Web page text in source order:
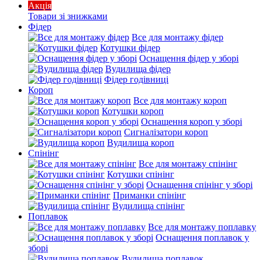
Акція
Товари зі знижками
Фідер
Все для монтажу фідер
Котушки фідер
Оснащення фідер у зборі
Вудилища фідер
Фідер годівниці
Короп
Все для монтажу короп
Котушки короп
Оснащення короп у зборі
Сигналізатори короп
Вудилища короп
Спінінг
Все для монтажу спінінг
Котушки спінінг
Оснащення спінінг у зборі
Приманки спінінг
Вудилища спінінг
Поплавок
Все для монтажу поплавку
Оснащення поплавок у
зборі